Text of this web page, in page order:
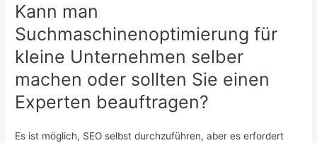
Kann man
Suchmaschinenoptimierung für
kleine Unternehmen selber
machen oder sollten Sie einen
Experten beauftragen?
Es ist möglich, SEO selbst durchzuführen, aber es erfordert